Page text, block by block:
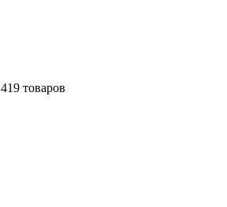
419 товаров